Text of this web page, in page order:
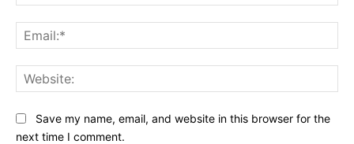
Save my name, email, and website in this browser for the
next time I comment.